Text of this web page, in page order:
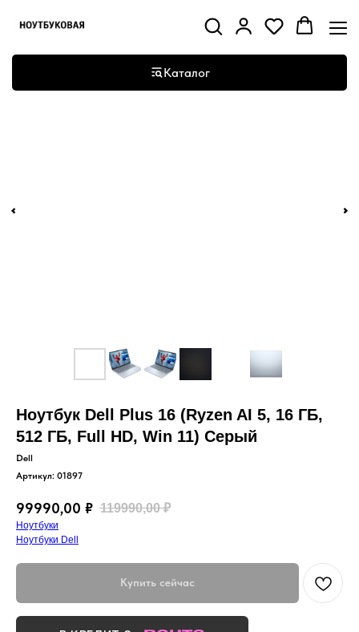
Каталог
Ноутбук Dell Plus 16 (Ryzen AI 5, 16 ГБ,
512 ГБ, Full HD, Win 11) Серый
Dell
Артикул: 01897
99990,00 ₽ 119990,00 ₽
Ноутбуки
Ноутбуки Dell
Купить сейчас